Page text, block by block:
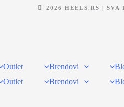
2026 HEELS.RS | SVA
Outlet Brendovi
Outlet Brendovi